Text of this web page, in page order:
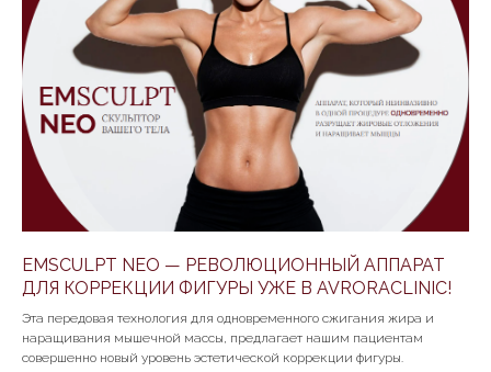
EMSCULPT NEO — РЕВОЛЮЦИОННЫЙ АППАРАТ
ДЛЯ КОРРЕКЦИИ ФИГУРЫ УЖЕ В AVRORACLINIC!
Эта передовая технология для одновременного сжигания жира и
наращивания мышечной массы, предлагает нашим пациентам
совершенно новый уровень эстетической коррекции фигуры.